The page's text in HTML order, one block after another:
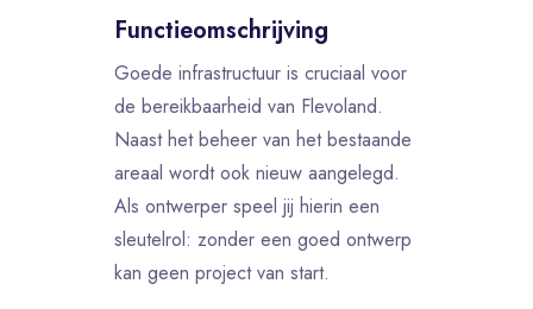
Functieomschrijving
Goede infrastructuur is cruciaal voor
de bereikbaarheid van Flevoland.
Naast het beheer van het bestaande
areaal wordt ook nieuw aangelegd.
Als ontwerper speel jij hierin een
sleutelrol: zonder een goed ontwerp
kan geen project van start.